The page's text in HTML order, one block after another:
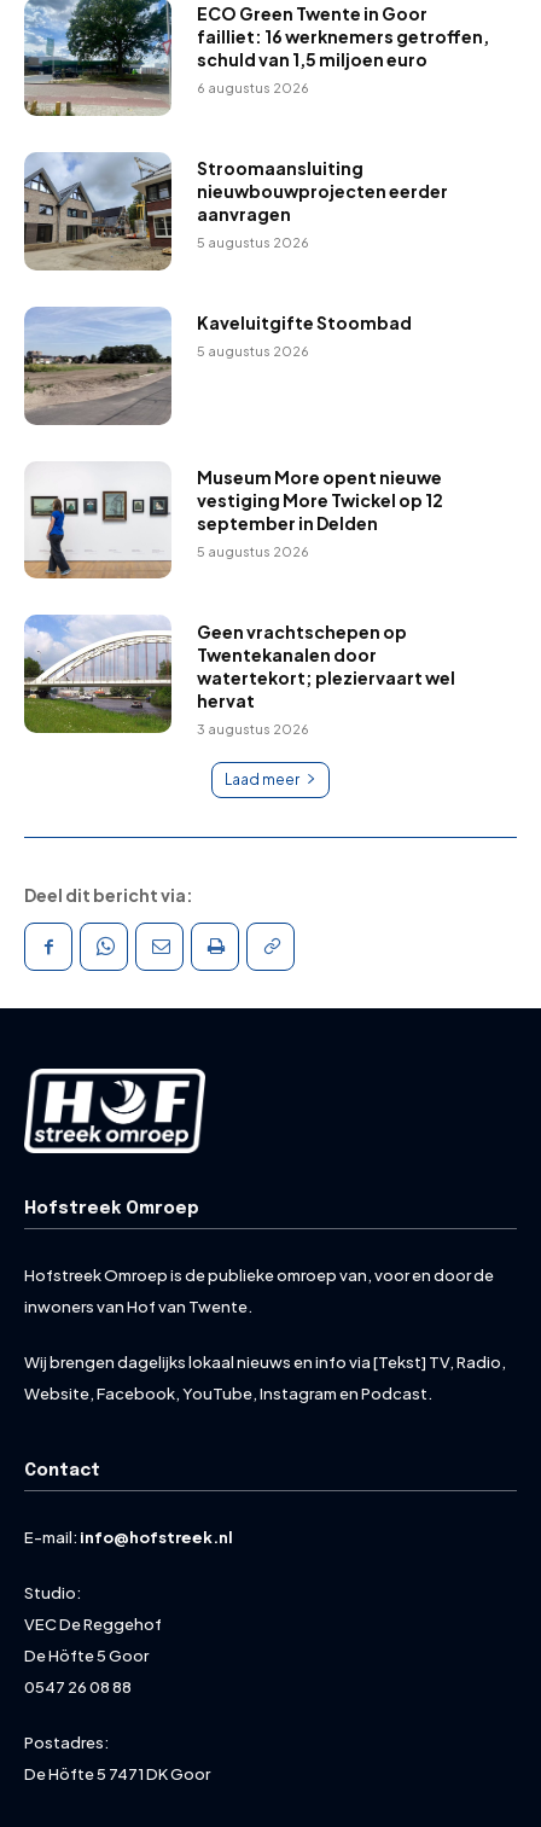
ECO Green Twente in Goor
failliet: 16 werknemers getroffen,
schuld van 1,5 miljoen euro
6 augustus 2026
Stroomaansluiting
nieuwbouwprojecten eerder
aanvragen
5 augustus 2026
Kaveluitgifte Stoombad
5 augustus 2026
Museum More opent nieuwe
vestiging More Twickel op 12
september in Delden
5 augustus 2026
Geen vrachtschepen op
Twentekanalen door
watertekort; pleziervaart wel
hervat
3 augustus 2026
Laad meer
Deel dit bericht via:
Hofstreek Omroep
Hofstreek Omroep is de publieke omroep van, voor en door de
inwoners van Hof van Twente.
Wij brengen dagelijks lokaal nieuws en info via [Tekst] TV, Radio,
Website, Facebook, YouTube, Instagram en Podcast.
Contact
E-mail: info@hofstreek.nl
Studio:
VEC De Reggehof
De Höfte 5 Goor
0547 26 08 88
Postadres:
De Höfte 5 7471 DK Goor